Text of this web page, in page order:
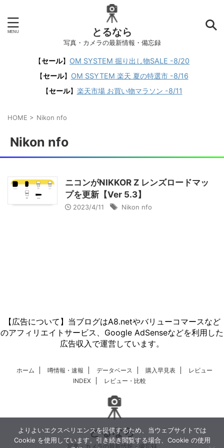
とるなら
写真・カメラの最新情報・備忘録
【セール】 OM SYSTEM 掘り出し物SALE -8/20
【セール】 OM SSYTEM 楽天 夏の特選市 -8/16
【セール】 楽天市場 お買い物マラソン -8/11
HOME > Nikon nfo
Nikon nfo
ニコンがNIKKOR Z レンズロードマッ
プを更新【Ver 5.3】
2023/4/11 Nikon nfo
【広告について】当ブログはA8.netやバリューコマースなど
のアフィリエイトサービス、Google AdSenseなどを利用した
広告収入で運営しています。
ホーム 噂情報・速報 データベース 購入早見表
レビュー
INDEX
レビュー・比較
とるなら
写真・カメラの最新情報・備忘録
よりよいエクスペリエンスを提供するため、当ウェブサイトでは
Cookie を使用しています。引き続き閲覧する場合、Cookie の使用